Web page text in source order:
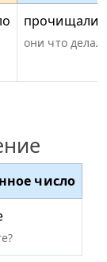
прочищали
они что
число